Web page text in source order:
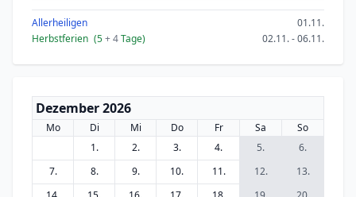
Allerheiligen
01.11.
Herbstferien (5+ 4Tage) 02.11. - 06.11.
Dezember 2026
Mo Di Mi Do Fr Sa
So
1.
2. 3. 4. 5.
6.
7.
8. 9. 10. 11. 12.
13.